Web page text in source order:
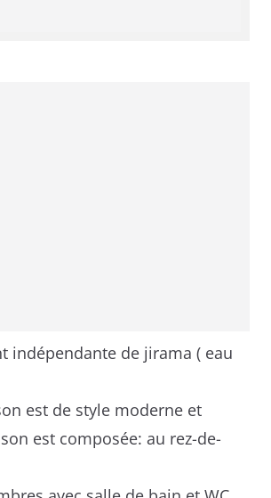
indépendante de jirama ( eau
est de style moderne et
est composée: au rez-de-